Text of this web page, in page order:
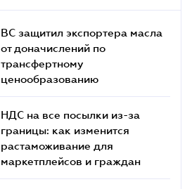
ВС защитил экспортера масла
от доначислений по
трансфертному
ценообразованию
НДС на все посылки из-за
границы: как изменится
растаможивание для
маркетплейсов и граждан